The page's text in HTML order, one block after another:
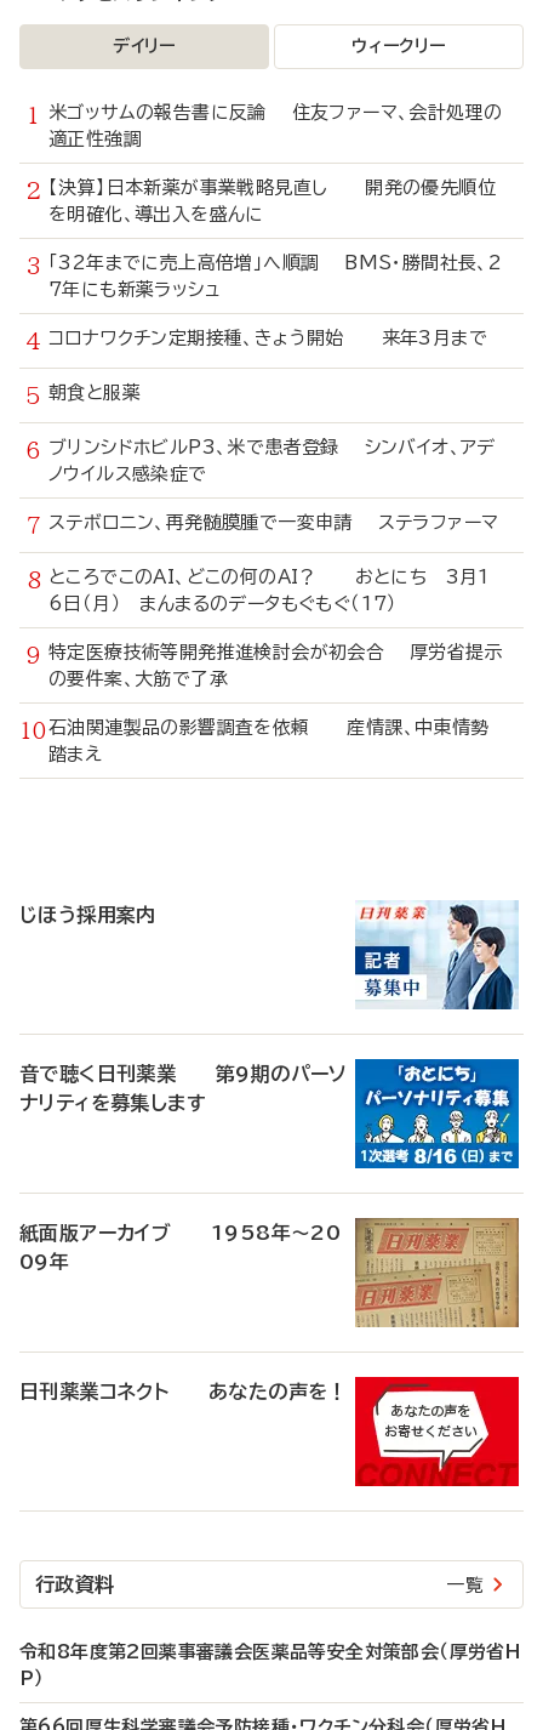
デイリー ウィークリー
米ゴッサムの報告書に反論 住友ファーマ、会計処理の
適正性強調
【決算】日本新薬が事業戦略見直し 開発の優先順位
を明確化、導出入を盛んに
「32年までに売上高倍増」へ順調 BMS・勝間社長、2
7年にも新薬ラッシュ
コロナワクチン定期接種、きょう開始 来年3月まで
朝食と服薬
ブリンシドホビルP3、米で患者登録 シンバイオ、アデ
ノウイルス感染症で
ステボロニン、再発髄膜腫で一変申請 ステラファーマ
ところでこのAI、どこの何のAI？ おとにち 3月1
6日（月） まんまるのデータもぐもぐ（17）
特定医療技術等開発推進検討会が初会合 厚労省提示
の要件案、大筋で了承
石油関連製品の影響調査を依頼 産情課、中東情勢
踏まえ
じほう採用案内
音で聴く日刊薬業 第9期のパーソ
ナリティを募集します
紙面版アーカイブ 1958年～20
09年
日刊薬業コネクト あなたの声を！
行政資料 一覧
令和8年度第2回薬事審議会医薬品等安全対策部会（厚労省H
P）